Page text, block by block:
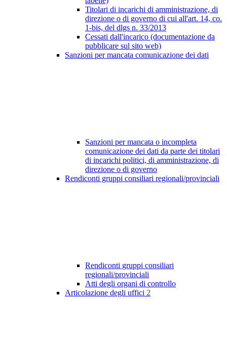
Titolari di incarichi di amministrazione, di
direzione o di governo di cui all'art. 14, co.
1-bis, del dlgs n. 33/2013
Cessati dall'incarico (documentazione da
pubblicare sul sito web)
Sanzioni per mancata comunicazione dei dati
Sanzioni per mancata o incompleta
comunicazione dei dati da parte dei titolari
di incarichi politici, di amministrazione, di
direzione o di governo
Rendiconti gruppi consiliari regionali/provinciali
Rendiconti gruppi consiliari
regionali/provinciali
Atti degli organi di controllo
Articolazione degli uffici 2